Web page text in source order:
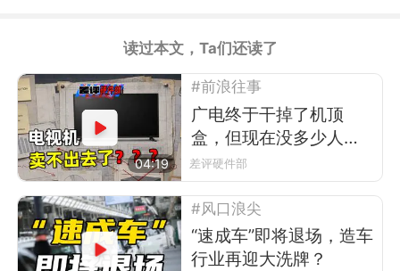
读过本文，Ta们还读了
04:19
#前浪往事
广电终于干掉了机顶
盒，但现在没多少人看
电视了
差评硬件部
#风口浪尖
“速成车”即将退场，造车
行业再迎大洗牌？